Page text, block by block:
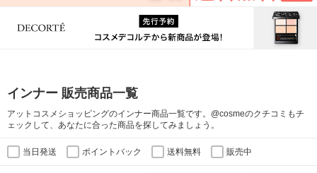
インナー 販売商品一覧
アットコスメショッピングのインナー商品一覧です。@cosmeのクチコミもチ
ェックして、あなたに合った商品を探してみましょう。
当日発送 ポイントバック 送料無料 販売中